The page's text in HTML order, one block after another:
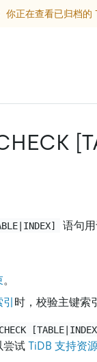
你正在查看已归档的
语句
。
时，校验主键索
尝试 TiDB 支持资